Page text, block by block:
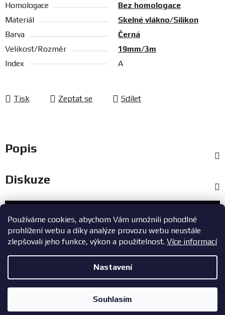
Používáme cookies, abychom Vám umožnili pohodlné
prohlížení webu a díky analýze provozu webu neustále
zlepšovali jeho funkce, výkon a použitelnost. Více informací
Nastavení
Souhlasím
Homologace
Bez homologace
Materiál
Skelné vlákno/Silikon
Barva
Černá
Velikost/Rozměr
19mm/3m
Index
A
Tisk Zeptat se Sdílet
Popis
Diskuze
Zákaznický servis
+420 603 785 748
Copyright 2026ZavodniAuta.cz. Všechna práva vyhrazena.|
Zásady ochrany osobních údajů